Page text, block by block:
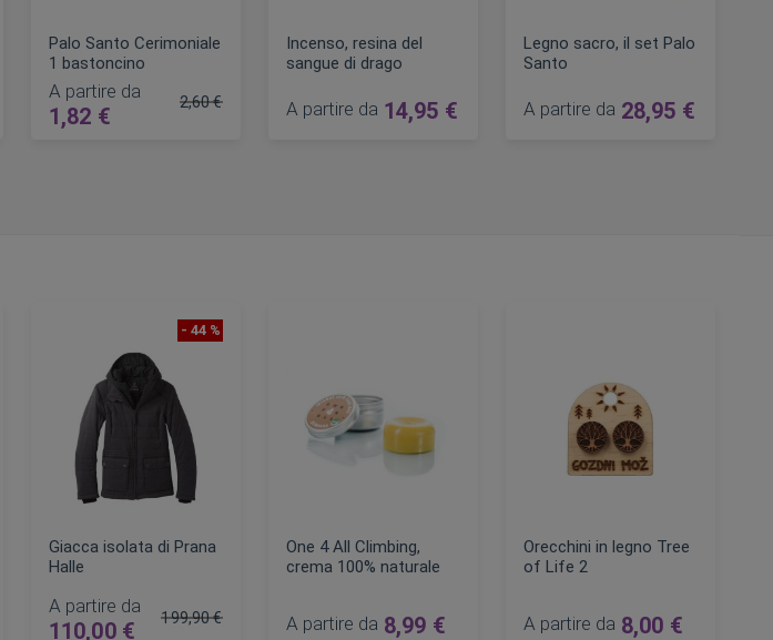
Palo Santo Cerimoniale
1 bastoncino
A partire da
1,82 €
2,60 €
Incenso, resina del
sangue di drago
A partire da 14,95 €
Legno sacro, il set Palo
Santo
A partire da 28,95 €
- 44 %
Giacca isolata di Prana
Halle
A partire da
110,00 €
199,90 €
One 4 All Climbing,
crema 100% naturale
A partire da 8,99 €
Orecchini in legno Tree
of Life 2
A partire da 8,00 €